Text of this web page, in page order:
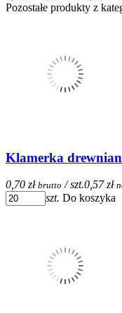
Pozostałe produkty z
Klamerka
0,70 zł brutto / szt.0,57 zł
szt. Do koszyka